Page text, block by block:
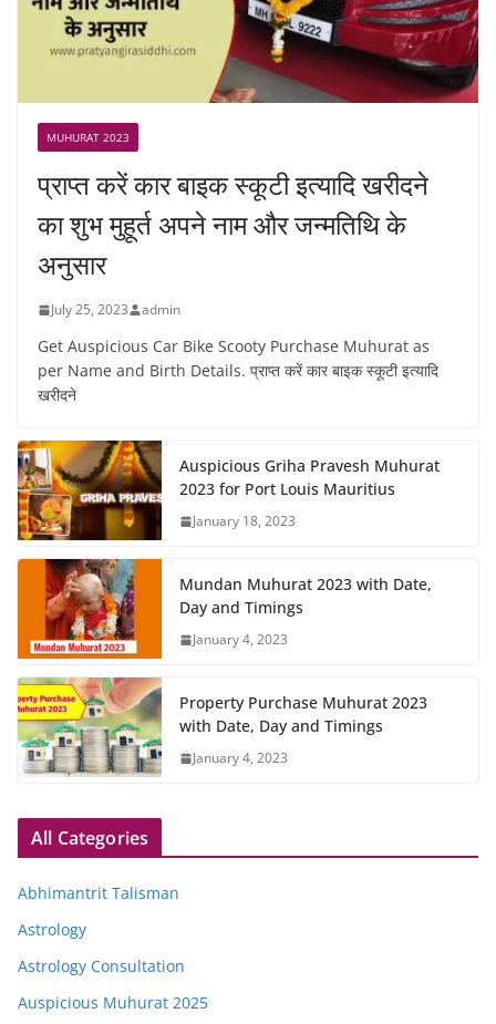
MUHURAT 2023
प्राप्त करें कार बाइक स्कूटी इत्यादि खरीदने
का शुभ मुहूर्त अपने नाम और जन्मतिथि के
अनुसार
July 25, 2023 admin
Get Auspicious Car Bike Scooty Purchase Muhurat as
per Name and Birth Details. प्राप्त करें कार बाइक स्कूटी इत्यादि
खरीदने
Auspicious Griha Pravesh Muhurat
2023 for Port Louis Mauritius
January 18, 2023
Mundan Muhurat 2023 with Date,
Day and Timings
January 4, 2023
Property Purchase Muhurat 2023
with Date, Day and Timings
January 4, 2023
All Categories
Abhimantrit Talisman
Astrology
Astrology Consultation
Auspicious Muhurat 2025